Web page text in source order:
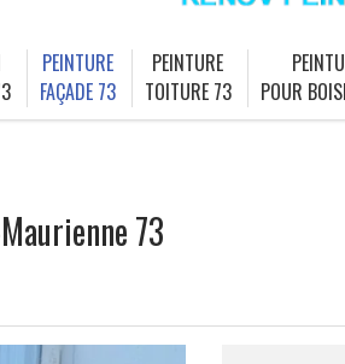
PEINTURE
FAÇADE 73
PEINTURE
TOITURE 73
POUR
73